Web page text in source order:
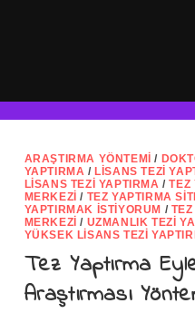
ARAŞTIRMA YÖNTEMI /
YAPTIRMA / LISANS TEZI
LISANS TEZI YAPTIRMA /TEZ
MERKEZI / TEZ YAPTIRMA
YAPTIRMAK İSTIYORUM /
MERKEZI / UZMANLIK TEZI
YÜKSEK LISANS TEZI
Tez Yaptırma
Araştırması